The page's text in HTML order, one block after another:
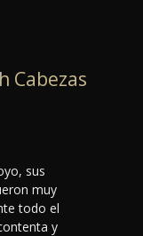
Cabezas
sus
muy
todo el
y